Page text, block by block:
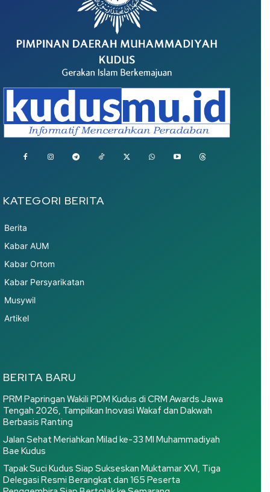
KATEGORI BERITA
Berita
Kabar AUM
Kabar Ortom
Kabar Persyarikatan
Musywil
Artikel
BERITA BARU
PRM Papringan Wakili PDM Kudus di CRM Awards Jawa
Tengah 2026, Tampilkan Inovasi Wakaf dan Dakwah
Berbasis Ranting
Jalan Sehat Meriahkan Milad ke-33 MI Muhammadiyah
Bae Kudus
Tapak Suci Kudus Siap Sukseskan Muktamar XVI, Tiga
Delegasi Resmi Berangkat dan 165 Peserta